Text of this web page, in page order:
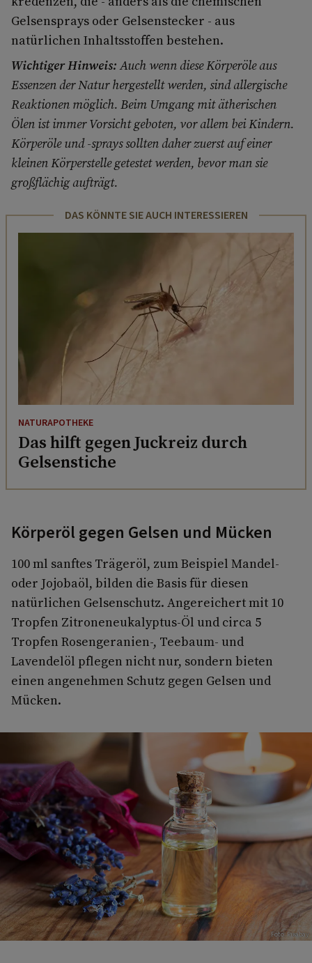
Gelsensprays oder Gelsenstecker - aus
natürlichen Inhaltsstoffen bestehen.
Wichtiger Hinweis:Auch wenn diese Körperöle aus
Essenzen der Natur hergestellt werden, sind allergische
Reaktionen möglich. Beim Umgang mit ätherischen
Ölen ist immer Vorsicht geboten, vor allem bei Kindern.
Körperöle und -sprays sollten daher zuerst auf einer
kleinen Körperstelle getestet werden, bevor man sie
großflächig aufträgt.
DAS KÖNNTE SIE AUCH INTERESSIEREN
NATURAPOTHEKE
Das hilft gegen Juckreiz durch
Gelsenstiche
Körperöl gegen Gelsen und Mücken
100 ml sanftes Trägeröl, zum Beispiel Mandel-
oder Jojobaöl, bilden die Basis für diesen
natürlichen Gelsenschutz. Angereichert mit 10
Tropfen Zitroneneukalyptus-Öl und circa 5
Tropfen Rosengeranien-, Teebaum- und
Lavendelöl pflegen nicht nur, sondern bieten
einen angenehmen Schutz gegen Gelsen und
Mücken.
Foto: Pixabay